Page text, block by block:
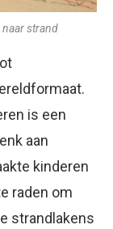
naar strand
is een
aan
kinderen
raden om
strandlakens